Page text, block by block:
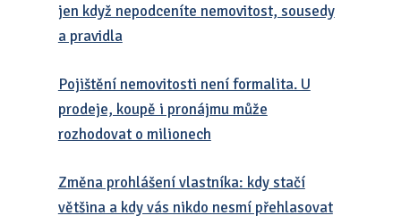
jen když nepodceníte nemovitost, sousedy
a pravidla
Pojištění nemovitosti není formalita. U
prodeje, koupě i pronájmu může
rozhodovat o milionech
Změna prohlášení vlastníka: kdy stačí
většina a kdy vás nikdo nesmí přehlasovat